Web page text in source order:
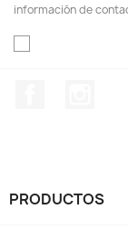
información de
PRODUCTOS